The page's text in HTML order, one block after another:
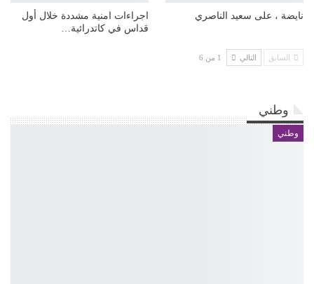
نايضة ، على سعيد الناصري
اجراءات امنية مشددة خلال أول
قداس في كاتدرائية…
السابق التالي 1 من 6
وطني
وطني